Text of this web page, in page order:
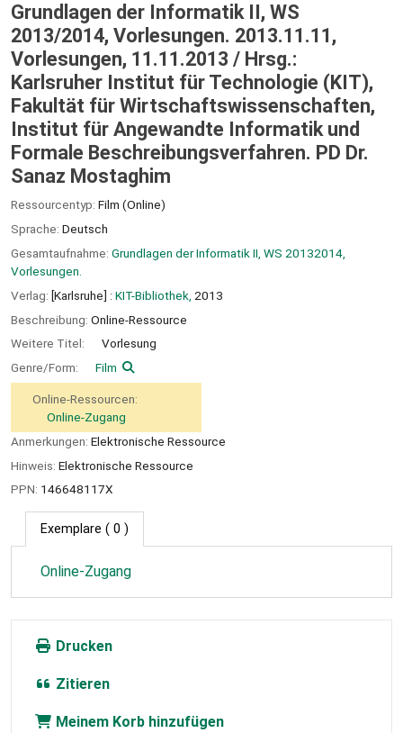
Grundlagen der Informatik II, WS
2013/2014, Vorlesungen. 2013.11.11,
Vorlesungen, 11.11.2013 / Hrsg.:
Karlsruher Institut für Technologie (KIT),
Fakultät für Wirtschaftswissenschaften,
Institut für Angewandte Informatik und
Formale Beschreibungsverfahren. PD Dr.
Sanaz Mostaghim
Ressourcentyp: Film (Online)
Sprache: Deutsch
Gesamtaufnahme: Grundlagen der Informatik II, WS 20132014,
Vorlesungen.
Verlag: [Karlsruhe] : KIT-Bibliothek, 2013
Beschreibung: Online-Ressource
Weitere Titel:
Vorlesung
Genre/Form:
Film
Online-Ressourcen:
Online-Zugang
Anmerkungen: Elektronische Ressource
Hinweis: Elektronische Ressource
PPN: 146648117X
Exemplare ( 0 )
Online-Zugang
Drucken
Zitieren
Meinem Korb hinzufügen